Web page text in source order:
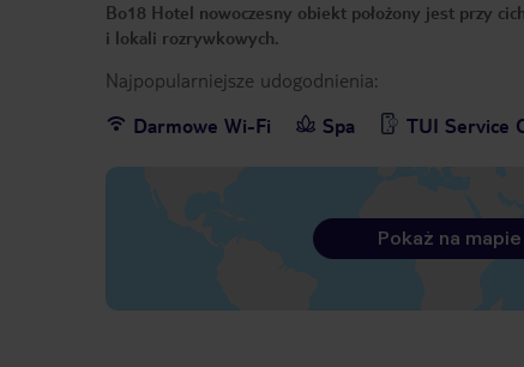
Bo18 Hotel nowoczesny obiekt położony jest przy
i lokali rozrywkowych.
Najpopularniejsze udogodnienia:
Darmowe Wi-Fi
Spa TUI Service
Pokaż na mapie